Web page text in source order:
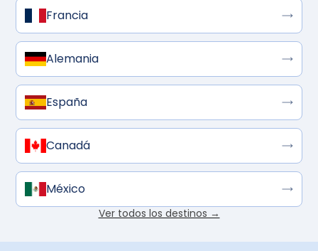
Francia
Alemania
España
Canadá
México
Ver todos los destinos →